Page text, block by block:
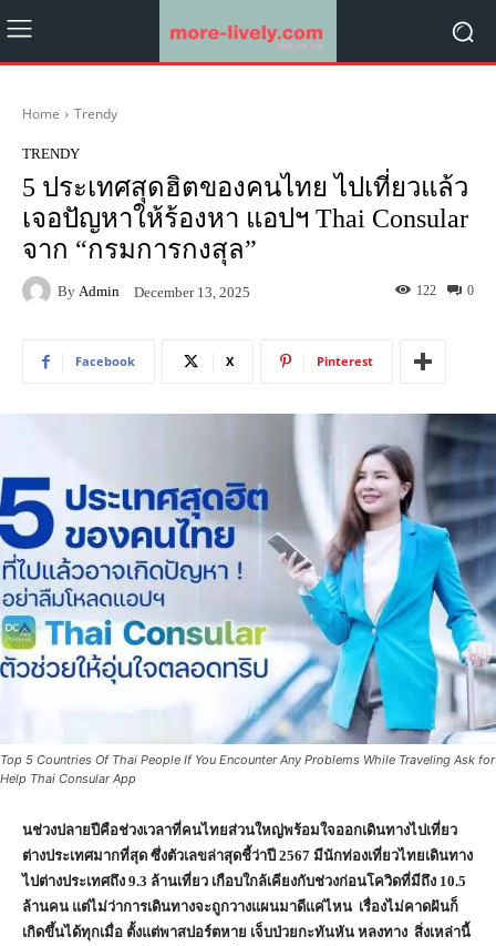
Home Trendy
TRENDY
5 ประเทศสุดฮิตของคนไทย ไปเที่ยวแล้ว
เจอปัญหาให้ร้องหา แอปฯ Thai Consular
จาก “กรมการกงสุล”
By Admin December 13, 2025 0
122
Facebook X Pinterest
Top 5 Countries Of Thai People If You Encounter Any Problems While Traveling Ask for
Help Thai Consular App
นช่วงปลายปีคือช่วงเวลาที่คนไทยส่วนใหญ่พร้อมใจออกเดินทางไปเที่ยว
ต่างประเทศมากที่สุด ซึ่งตัวเลขล่าสุดชี้ว่าปี 2567 มีนักท่องเที่ยวไทยเดินทาง
ไปต่างประเทศถึง 9.3 ล้านเที่ยว เกือบใกล้เคียงกับช่วงก่อนโควิดที่มีถึง 10.5
ล้านคน แต่ไม่ว่าการเดินทางจะถูกวางแผนมาดีแค่ไหน เรื่องไม่คาดฝันก็
เกิดขึ้นได้ทุกเมื่อ ตั้งแต่พาสปอร์ตหาย เจ็บป่วยกะทันหัน หลงทาง สิ่งเหล่านี้